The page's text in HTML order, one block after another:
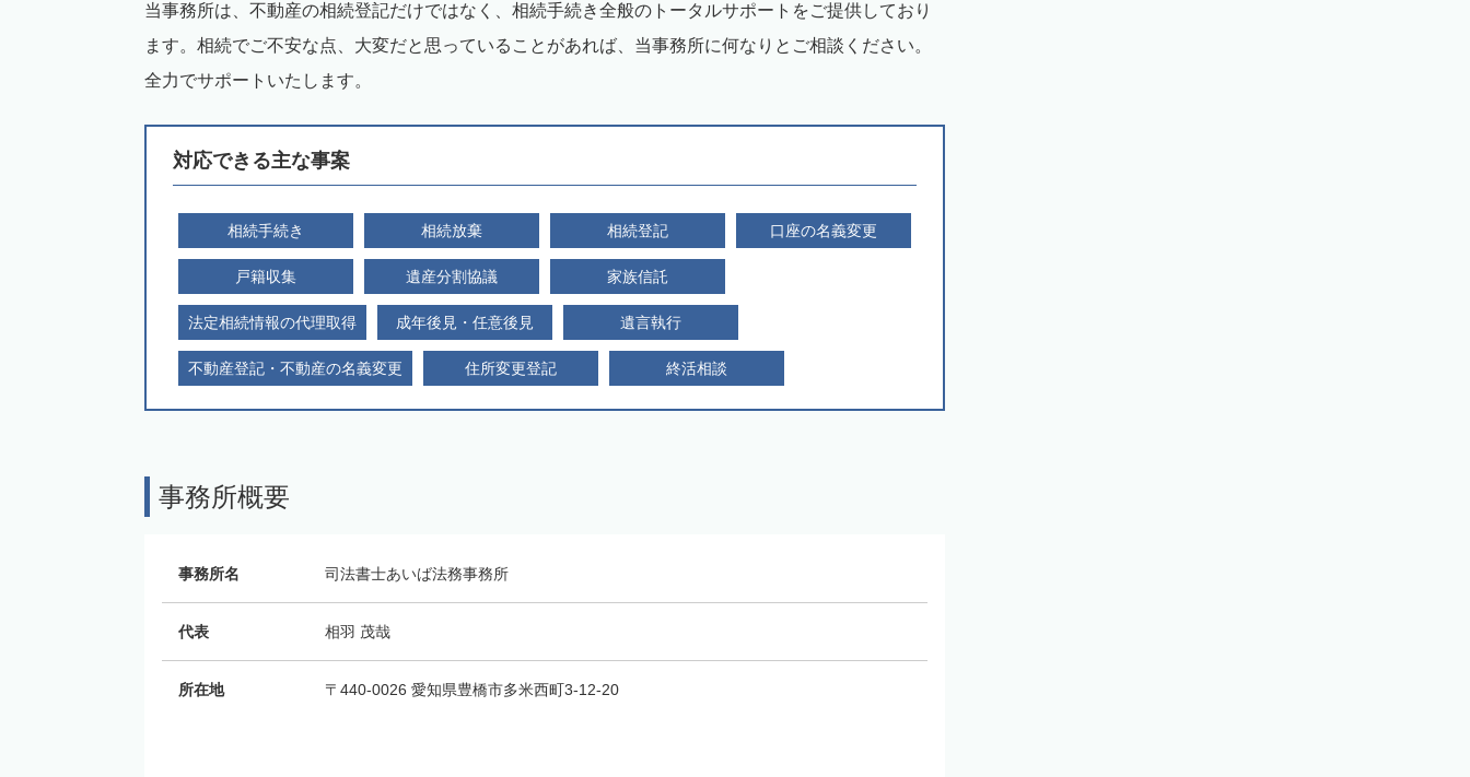
当事務所は、不動産の相続登記だけではなく、相続手続き全般のトータルサポートをご提供しており
ます。相続でご不安な点、大変だと思っていることがあれば、当事務所に何なりとご相談ください。
全力でサポートいたします。
対応できる主な事案
相続手続き 相続放棄 相続登記 口座の名義変更
戸籍収集 遺産分割協議 家族信託
法定相続情報の代理取得 成年後見・任意後見 遺言執行
不動産登記・不動産の名義変更 住所変更登記 終活相談
事務所概要
事務所名 司法書士あいば法務事務所
代表 相羽 茂哉
所在地 〒440-0026 愛知県豊橋市多米西町3-12-20